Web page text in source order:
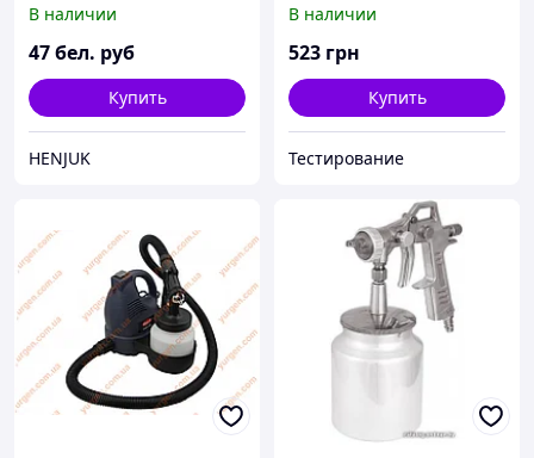
В наличии
47бел. руб
Купить
HENJUK
В наличии
523 грн
Купить
Тестирование